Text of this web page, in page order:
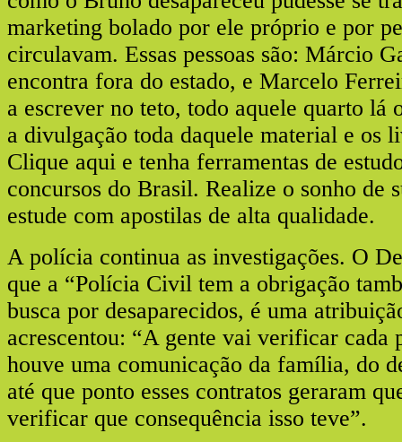
marketing bolado por ele próprio e por
circulavam. Essas pessoas são: Márcio
encontra fora do estado, e Marcelo
a escrever no teto, todo aquele quarto lá
a divulgação toda daquele material e os
Clique aqui e tenha ferramentas de
concursos do Brasil. Realize o sonho de
estude com apostilas de alta qualidade.
A polícia continua as investigações. O
que a “Polícia Civil tem a obrigação
busca por desaparecidos, é uma
acrescentou: “A gente vai verificar cada
houve uma comunicação da família, do
até que ponto esses contratos geraram
verificar que consequência isso teve”.